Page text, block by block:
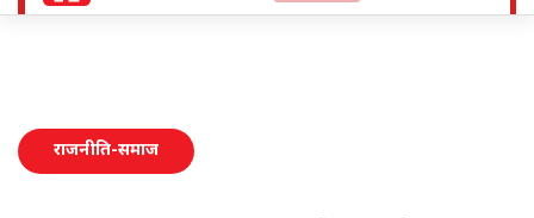
राजनीति-समाज